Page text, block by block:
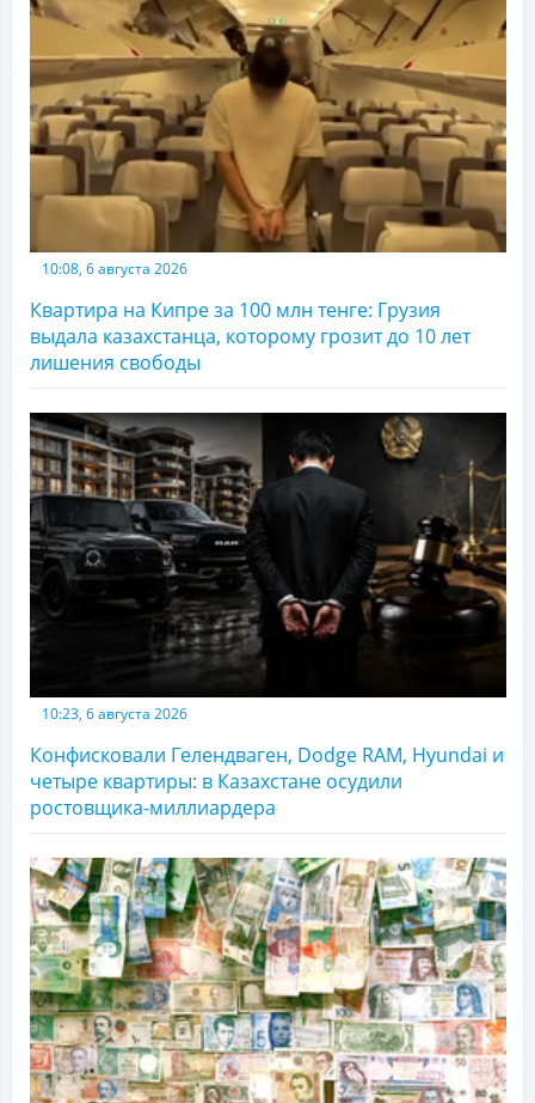
10:08, 6 августа 2026
Квартира на Кипре за 100 млн тенге: Грузия
выдала казахстанца, которому грозит до 10 лет
лишения свободы
10:23, 6 августа 2026
Конфисковали Гелендваген, Dodge RAM, Hyundai и
четыре квартиры: в Казахстане осудили
ростовщика-миллиардера